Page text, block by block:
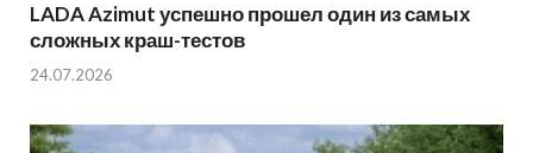
LADA Azimut успешно прошел один из самых
сложных краш-тестов
24.07.2026